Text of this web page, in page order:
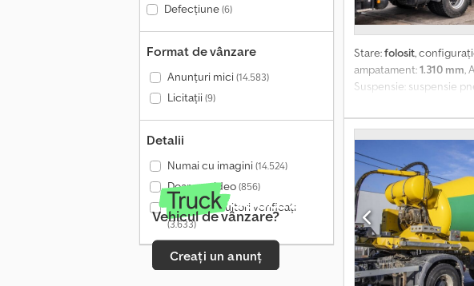
Defecțiune(6)
Format de vânzare
Anunțuri mici(14.583)
Licitații(9)
Detalii
Numai cu imagini(14.524)
Doar cu video(856)
Doar distribuitori verificați
(3.633)
Vehicul de vânzare?
Creați un anunț
Stare:folosit,
ampatament:1.310 mm,
Suspensie: suspensie